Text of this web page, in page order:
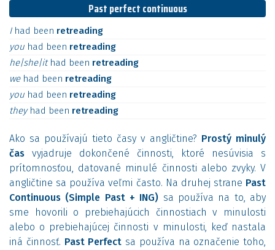
Past perfect continuous
I had been retreading
you had been retreading
he|she|it had been retreading
we had been retreading
you had been retreading
they had been retreading
Ako sa používajú tieto časy v angličtine? Prostý minulý
čas vyjadruje dokončené činnosti, ktoré nesúvisia s
prítomnosťou, datované minulé činnosti alebo zvyky. V
angličtine sa používa veľmi často. Na druhej strane Past
Continuous (Simple Past + ING) sa používa na to, aby
sme hovorili o prebiehajúcich činnostiach v minulosti
alebo o prebiehajúcej činnosti v minulosti, keď nastala
iná činnosť. Past Perfect sa používa na označenie toho,